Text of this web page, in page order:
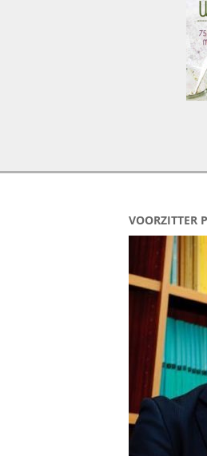
VOORZITTER